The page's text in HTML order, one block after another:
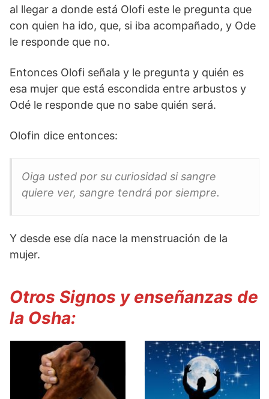
al llegar a donde está Olofi este le pregunta que
con quien ha ido, que, si iba acompañado, y Ode
le responde que no.
Entonces Olofi señala y le pregunta y quién es
esa mujer que está escondida entre arbustos y
Odé le responde que no sabe quién será.
Olofin dice entonces:
Oiga usted por su curiosidad si sangre
quiere ver, sangre tendrá por siempre.
Y desde ese día nace la menstruación de la
mujer.
Otros Signos y enseñanzas de
la Osha: